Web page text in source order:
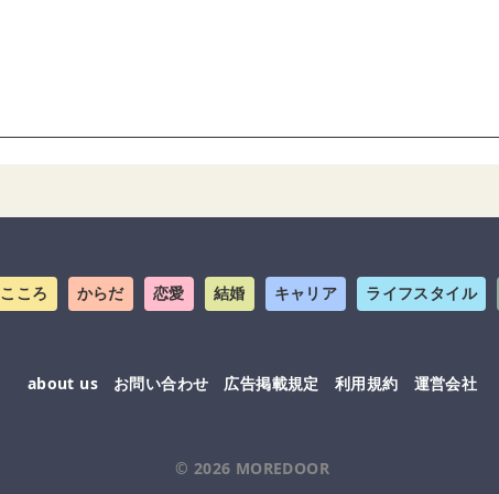
こころ からだ 恋愛 結婚 キャリア ライフスタイル
about us お問い合わせ 広告掲載規定 利用規約 運営会社
© 2026 MOREDOOR